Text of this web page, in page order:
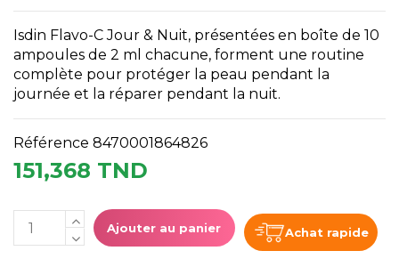
Isdin Flavo-C Jour & Nuit, présentées en boîte de 10
ampoules de 2 ml chacune, forment une routine
complète pour protéger la peau pendant la
journée et la réparer pendant la nuit.
Référence 8470001864826
151,368 TND
Ajouter au panier Achat rapide